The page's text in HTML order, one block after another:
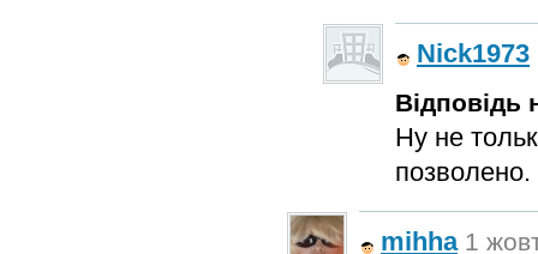
Nick1973
Відповідь
Ну не
позволено.
mihha 1